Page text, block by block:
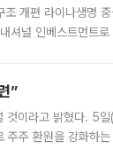
개편 라이나생명
널 인베스트먼트
”
간) 로이터통신에 따르면
주 환원을 강화하는